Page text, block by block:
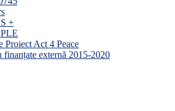
+
Proiect Act 4 Peace
finanțate externă 2015-2020